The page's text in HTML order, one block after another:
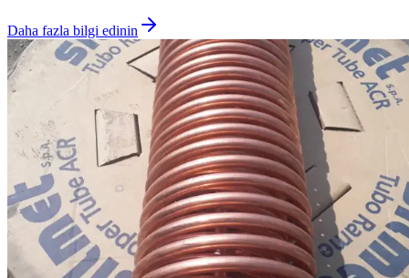
Daha fazla bilgi edinin